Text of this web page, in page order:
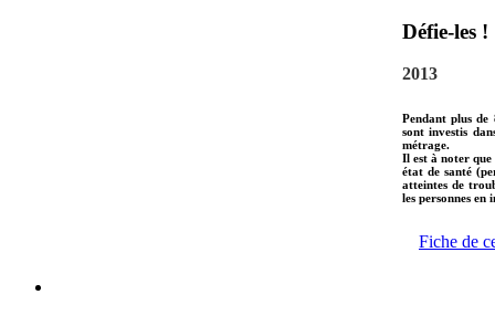
Défie-les !
2013
Pendant plus de
sont investis
métrage.
Il est à noter que
état de santé
atteintes de
les personnes en
Fiche de